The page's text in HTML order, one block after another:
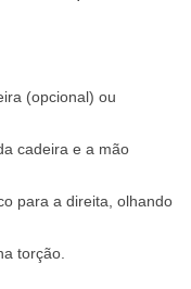
(opcional) ou
cadeira e a mão
para a direita, olhando
torção.